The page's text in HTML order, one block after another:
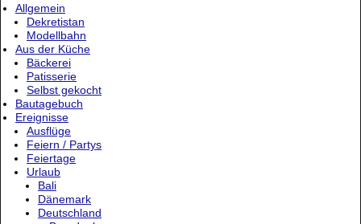
Allgemein
Dekretistan
Modellbahn
Aus der Küche
Bäckerei
Patisserie
Selbst gekocht
Bautagebuch
Ereignisse
Ausflüge
Feiern / Partys
Feiertage
Urlaub
Bali
Dänemark
Deutschland